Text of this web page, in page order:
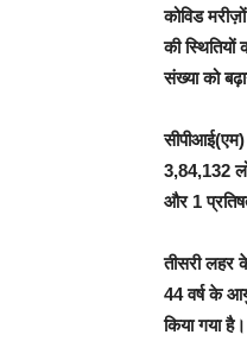
कोविड
की
संख्या को
3,84,132
और 1
तीसरी लहर
44 वर्ष के
किया गया